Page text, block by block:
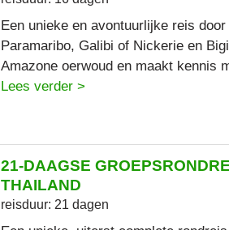
Een unieke en avontuurlijke reis
Paramaribo, Galibi of Nickerie en
Amazone oerwoud en maakt kennis
Lees verder >
21-DAAGSE
THAILAND
reisduur: 21 dagen